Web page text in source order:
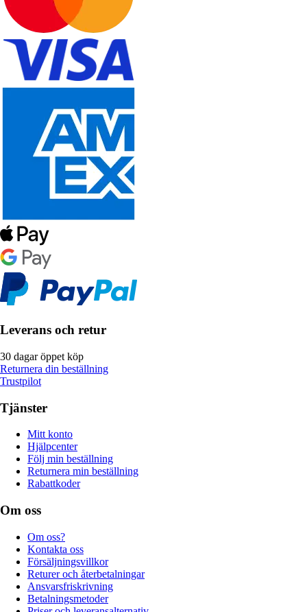
Leverans och retur
30 dagar öppet köp
Returnera din beställning
Trustpilot
Tjänster
Mitt konto
Hjälpcenter
Följ min beställning
Returnera min beställning
Rabattkoder
Om oss
Om oss?
Kontakta oss
Försäljningsvillkor
Returer och återbetalningar
Ansvarsfriskrivning
Betalningsmetoder